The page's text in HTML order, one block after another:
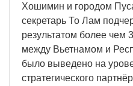
Хошимин и городом
секретарь То Лам
результатом более чем
между Вьетнамом и
было выведено на
стратегического